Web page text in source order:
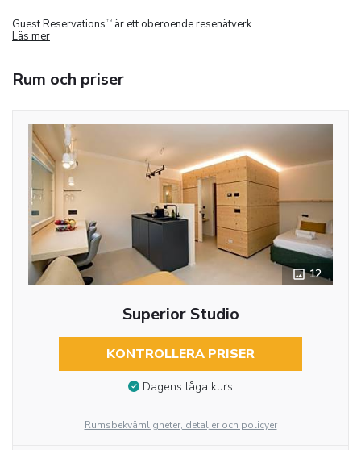
Guest Reservations TM
är ett oberoende resenätverk.
Läs mer
Rum och priser
12
Superior Studio
KONTROLLERA PRISER
Dagens låga kurs
Rumsbekvämligheter, detaljer och policyer